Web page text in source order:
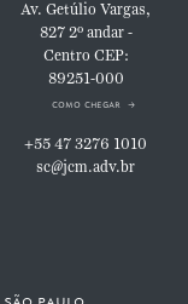
Av. Getúlio Vargas,
8272º andar -
Centro CEP:
89251-000
como chegar
+55 47 3276 1010
sc@jcm.adv.br
são paulo